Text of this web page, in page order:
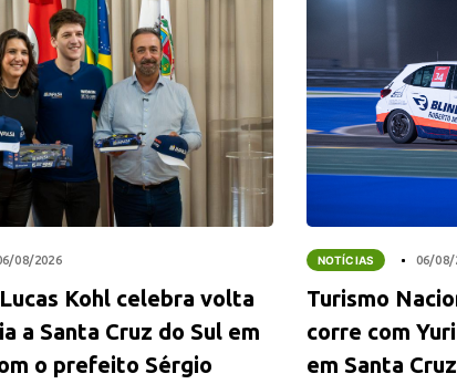
08/2026
Kohl celebra volta
a Santa Cruz do Sul em
o prefeito Sérgio
NOTÍCIAS 06/08/
Turismo
corre com
em Santa